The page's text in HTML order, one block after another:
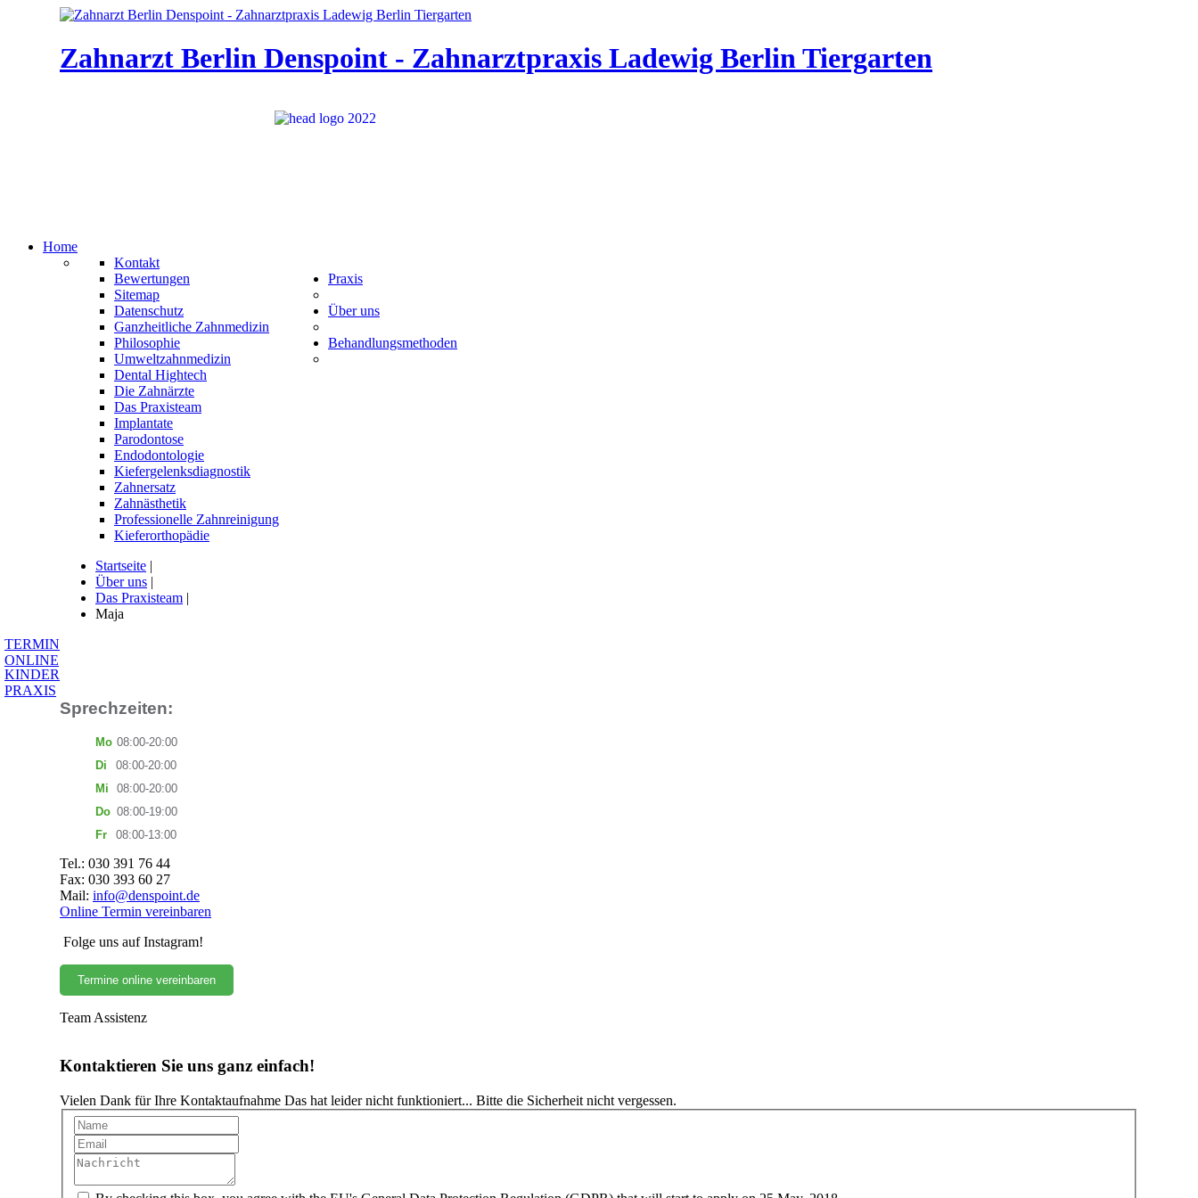
Zahnarzt Berlin Denspoint - Zahnarztpraxis Ladewig Berlin Tiergarten
Home
Kontakt
Bewertungen
Sitemap
Datenschutz
Praxis
Ganzheitliche Zahnmedizin
Philosophie
Umweltzahnmedizin
Dental Hightech
Über uns
Die Zahnärzte
Das Praxisteam
Behandlungsmethoden
Implantate
Parodontose
Endodontologie
Kiefergelenksdiagnostik
Zahnersatz
Zahnästhetik
Professionelle Zahnreinigung
Kieferorthopädie
Startseite |
Über uns |
Das Praxisteam |
Maja
TERMIN
ONLINE
KINDER
PRAXIS
Sprechzeiten:
Mo 08:00-20:00
Di
08:00-20:00
Mi
08:00-20:00
Do 08:00-19:00
Fr
08:00-13:00
Tel.: 030 391 76 44
Fax: 030 393 60 27
Mail: info@denspoint.de
Online Termin vereinbaren
Folge uns auf Instagram!
Termine online vereinbaren
Team Assistenz
Kontaktieren Sie uns ganz einfach!
Vielen Dank für Ihre Kontaktaufnahme Das hat leider nicht funktioniert... Bitte die Sicherheit nicht vergessen.